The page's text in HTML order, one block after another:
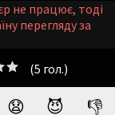
😧 😈 👎
(5 гол.)
не працює, тоді
перегляду за